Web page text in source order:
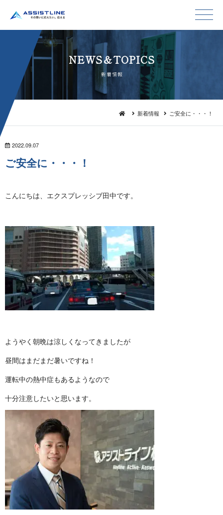
NEWS＆TO P I C S
新 着 情 報
新着情報 ご安全に・・・！
2022.09.07
ご安全に ・ ・ ・ ！
こんにちは、エクスプレッシブ田 中 で す 。
ようやく朝晩は涼しくなってき ま し た が
昼間はまだまだ暑い で す ね ！
運転中の熱中症もあるよ う な の で
十分注意したいと思 い ま す 。